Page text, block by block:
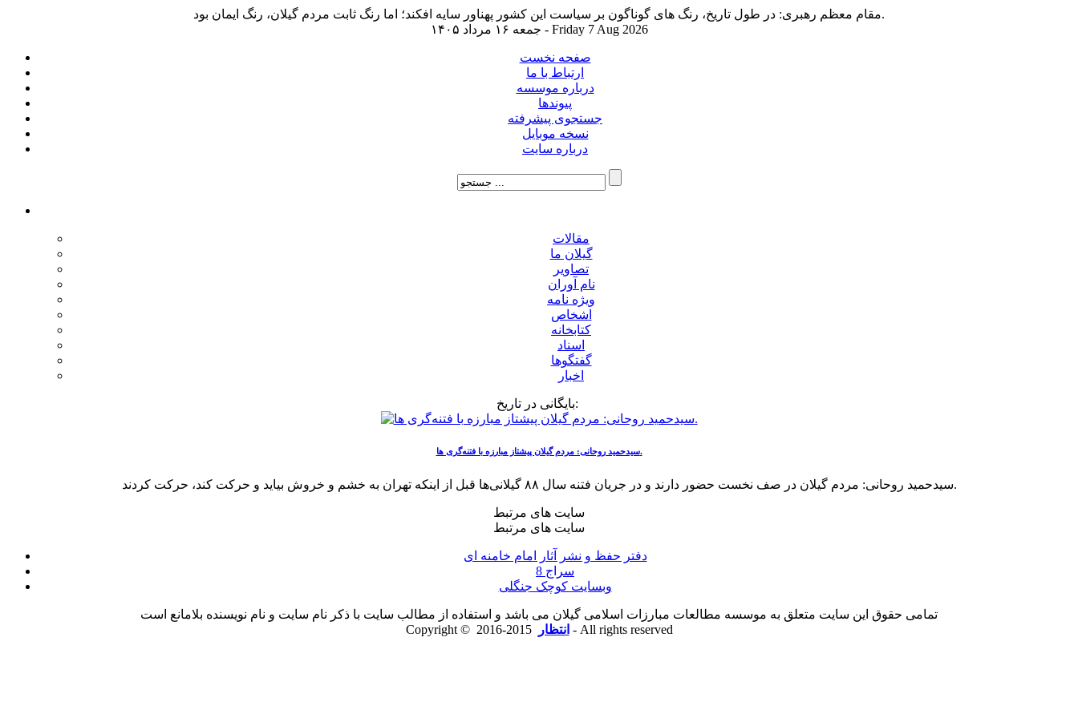
مقام معظم رهبری: در طول تاریخ، رنگ های گوناگون بر سیاست این کشور پهناور سایه افکند؛ اما رنگ ثابت مردم گیلان، رنگ ایمان بود.
جمعه ۱۶ مرداد ۱۴۰۵ - Friday 7 Aug 2026
صفحه نخست
ارتباط با ما
درباره موسسه
پیوندها
جستجوی پیشرفته
نسخه موبایل
درباره سایت
مقالات
گیلان ما
تصاویر
نام آوران
ویژه نامه
اشخاص
کتابخانه
اسناد
گفتگوها
اخبار
بایگانی در تاریخ:
سیدحمید روحانی: مردم گیلان پیشتاز مبارزه با فتنه‌گری‌ ها.
سیدحمید روحانی: مردم گیلان در صف نخست حضور دارند و در جریان فتنه سال ۸۸ گیلانی‌ها قبل از اینکه تهران به خشم و خروش بیاید و حرکت کند، حرکت کردند.
سایت های مرتبط
سایت های مرتبط
دفتر حفظ و نشر آثار امام خامنه ای
سراج 8
وبسایت کوچک جنگلی
تمامی حقوق این سایت متعلق به موسسه مطالعات مبارزات اسلامی گیلان می باشد و استفاده از مطالب سایت با ذکر نام سایت و نام نویسنده بلامانع است
Copyright ©
انتظار 2015-2016 - All rights reserved